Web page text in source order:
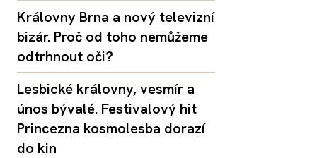
Královny Brna a nový televizní
bizár. Proč od toho nemůžeme
odtrhnout oči?
Lesbické královny, vesmír a
únos bývalé. Festivalový hit
Princezna kosmolesba dorazí
do kin